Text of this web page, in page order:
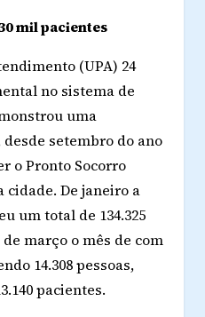
mil pacientes
(UPA) 24
no sistema de
uma
setembro do ano
o Pronto Socorro
De janeiro a
um total de 134.325
março o mês de com
14.308 pessoas,
pacientes.